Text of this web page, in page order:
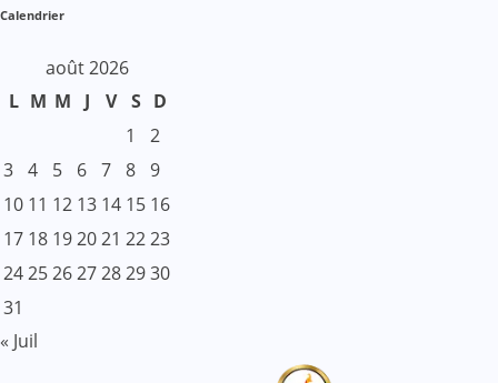
Calendrier
août 2026
L M M J V S D
1
2
3 4 5 6 7 8 9
10 11 12 13 14 15 16
17 18 192021 2223
24252627282930
31
« Juil